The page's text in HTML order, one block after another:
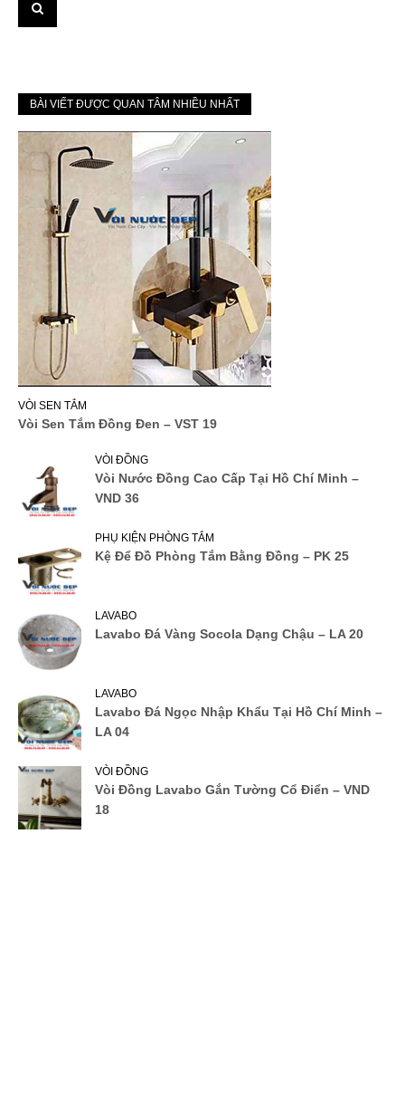
BÀI VIẾT ĐƯỢC QUAN TÂM NHIỀU NHẤT
VÒI SEN TẮM
Vòi Sen Tắm Đồng Đen – VST 19
VÒI ĐỒNG
Vòi Nước Đồng Cao Cấp Tại Hồ Chí Minh –
VND 36
PHỤ KIỆN PHÒNG TẮM
Kệ Để Đồ Phòng Tắm Bằng Đồng – PK 25
LAVABO
Lavabo Đá Vàng Socola Dạng Chậu – LA 20
LAVABO
Lavabo Đá Ngọc Nhập Khẩu Tại Hồ Chí Minh –
LA 04
VÒI ĐỒNG
Vòi Đồng Lavabo Gắn Tường Cổ Điển – VND
18